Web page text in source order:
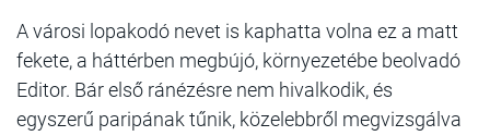
A városi lopakodó nevet is kaphatta volna ez a matt
fekete, a háttérben megbújó, környezetébe beolvadó
Editor. Bár első ránézésre nem hivalkodik, és
egyszerű paripának tűnik, közelebbről megvizsgálva